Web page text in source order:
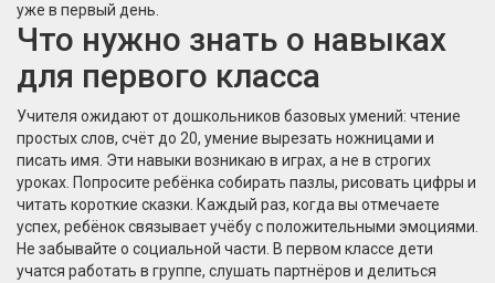
уже в первый день.
Что нужно знать о навыках
для первого класса
Учителя ожидают от дошкольников базовых умений: чтение
простых слов, счёт до 20, умение вырезать ножницами и
писать имя. Эти навыки возникаю в играх, а не в строгих
уроках. Попросите ребёнка собирать пазлы, рисовать цифры и
читать короткие сказки. Каждый раз, когда вы отмечаете
успех, ребёнок связывает учёбу с положительными эмоциями.
Не забывайте о социальной части. В первом классе дети
учатся работать в группе, слушать партнёров и делиться